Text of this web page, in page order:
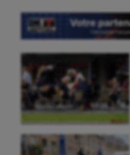
Aéronautique
Athlétisme
Auto
Aviron
Balle à la main
Ballon au poing